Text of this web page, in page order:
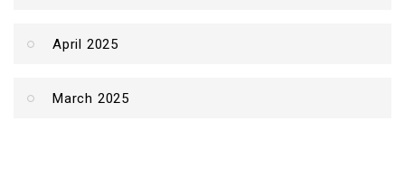
April 2025
March 2025